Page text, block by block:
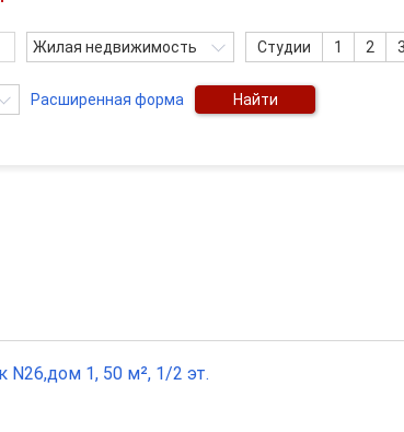
Жилая недвижимость Студии 1 2 3
Расширенная форма Найти
N26,дом 1, 50 м², 1/2 эт.